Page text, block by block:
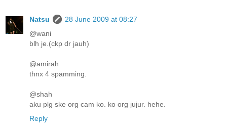
Natsu
28 June 2009 at 08:27
@wani
blh je.(ckp dr jauh)
@amirah
thnx 4 spamming.
@shah
aku plg ske org cam ko. ko org jujur. hehe.
Reply